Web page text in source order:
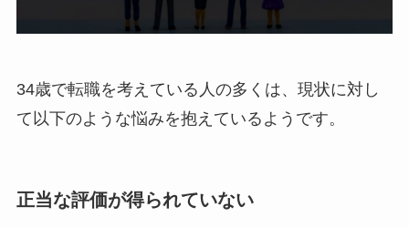
34歳で転職を考えている人の多くは、現状に対し
て以下のような悩みを抱えているようです。
正当な評価が得られていない